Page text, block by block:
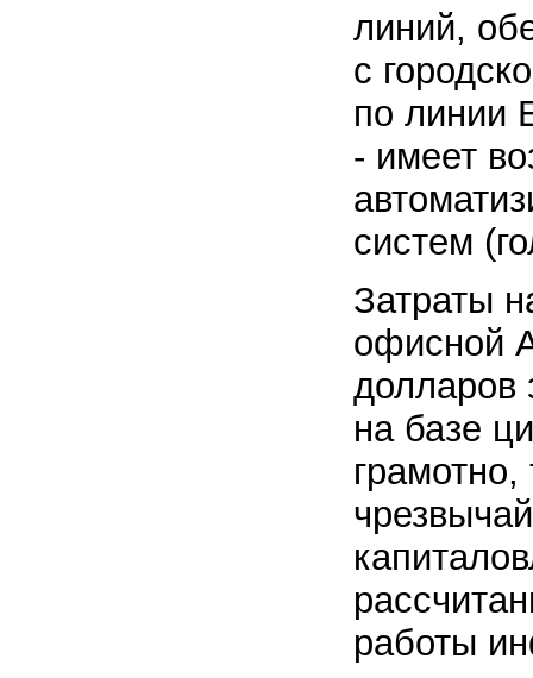
линий,
с
по линии
- имеет
систем
Затраты
офисной
долларов
на базе
грамотно,
работы